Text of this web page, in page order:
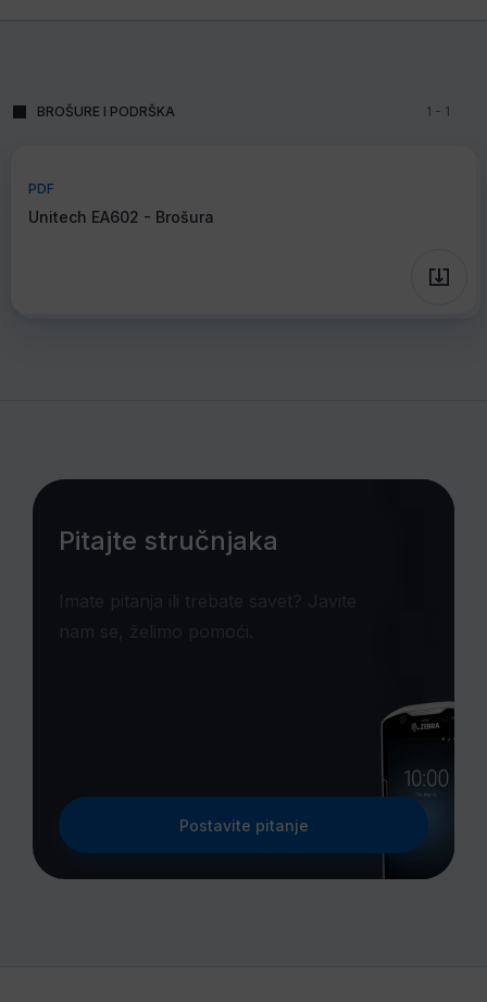
BROŠURE I PODRŠKA 1 - 1
PDF
Unitech EA602 - Brošura
Pitajte stručnjaka
Postavite pitanje